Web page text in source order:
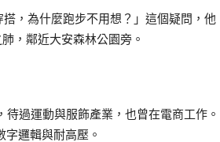
，為什麼跑步不用想？」這個疑問，他
，鄰近大安森林公園旁。
過運動與服飾產業，也曾在電商工作。
邏輯與耐高壓。